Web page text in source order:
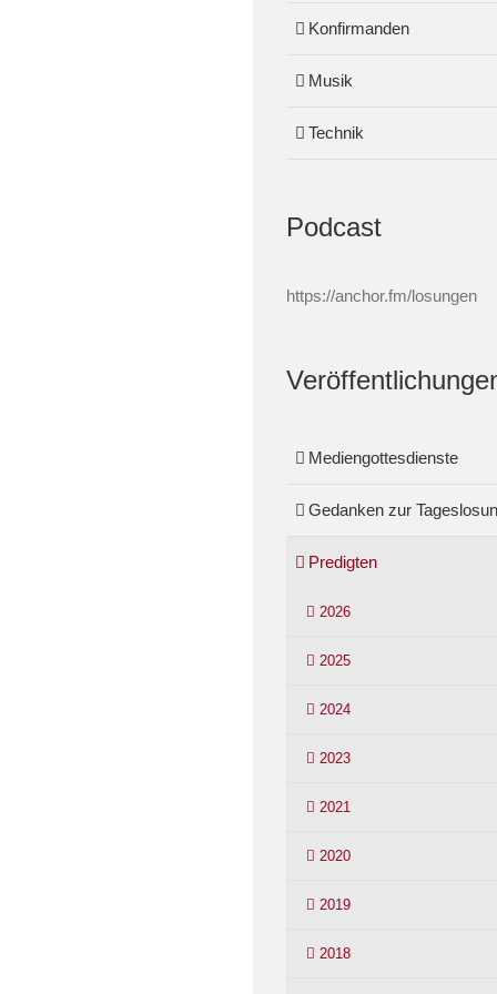
Konfirmanden
Musik
Technik
Podcast
https://anchor.fm/losungen
Mediengottesdienste
Gedanken zur
Predigten
2026
2025
2024
2023
2021
2020
2019
2018